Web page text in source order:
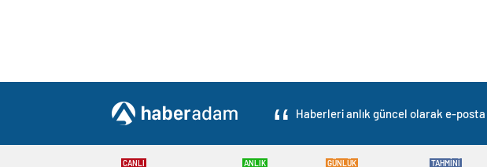
Özgür Özel ve Kılıçdaroğlu Düğünde Nikah
Özgür Özel ve Kılıçdaroğlu